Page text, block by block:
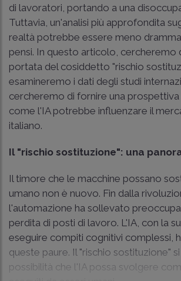
di lavoratori, portando a una
Tuttavia, un'analisi più approfondita
realtà potrebbe essere meno
pensi. In questo articolo, cercheremo
portata del cosiddetto "rischio
esamineremo i dati degli studi
cercheremo di fornire una prospettiva
come l'IA potrebbe influenzare il
italiano.
Il "rischio sostituzione": una
Il timore che le macchine possano
umano non è nuovo. Fin dalla
l'automazione ha sollevato
perdita di posti di lavoro. L'IA, con la
eseguire compiti cognitivi complessi,
queste paure. Il "rischio sostituzione"
possibilità che l'IA possa svolgere